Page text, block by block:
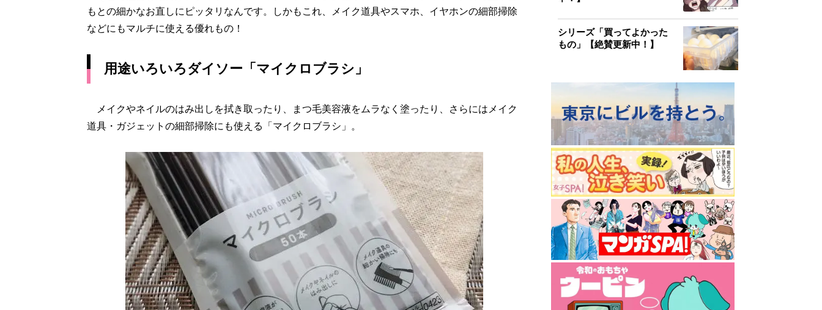
もとの細かなお直しにピッタリなんです。しかもこれ、メイク道具やスマホ、イヤホンの細部掃除
などにもマルチに使える優れもの！
用途いろいろダイソー「マイクロブラシ」
メイクやネイルのはみ出しを拭き取ったり、まつ毛美容液をムラなく塗ったり、さらにはメイク
道具・ガジェットの細部掃除にも使える「マイクロブラシ」。
シリーズ「買ってよかった
もの」【絶賛更新中！】